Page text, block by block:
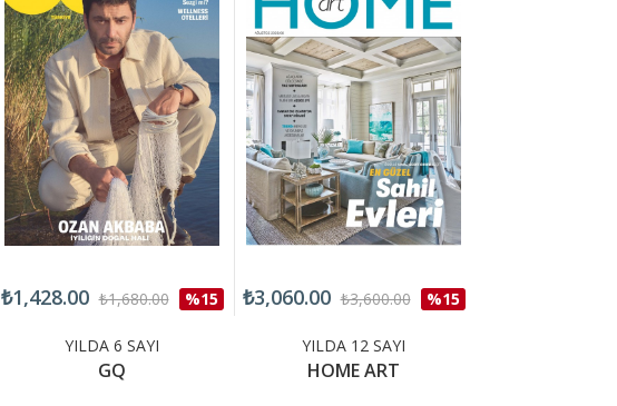
₺1,428.00 ₺1,680.00 %15
YILDA 6 SAYI
GQ
₺3,060.00 ₺3,600.00 %15
YILDA 12 SAYI
HOME ART